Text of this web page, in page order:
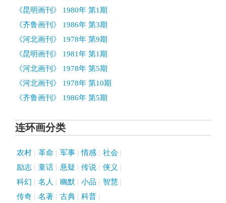
《昆明画刊》 1980年 第1期
《齐鲁画刊》 1986年 第3期
《河北画刊》 1978年 第9期
《昆明画刊》 1981年 第1期
《河北画刊》 1978年 第5期
《河北画刊》 1978年 第10期
《齐鲁画刊》 1986年 第5期
连环画分类
农村 革命 军事 情感
社会
励志
童话 悬疑 传说
侠义
科幻
名人 幽默 小品
智慧
传奇
名著 古典 科普